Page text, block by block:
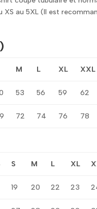
XS au 5XL (Il est
M L XL XXL
53 56 59 62
72 74 76 78
S M L XL
19 20 22 23